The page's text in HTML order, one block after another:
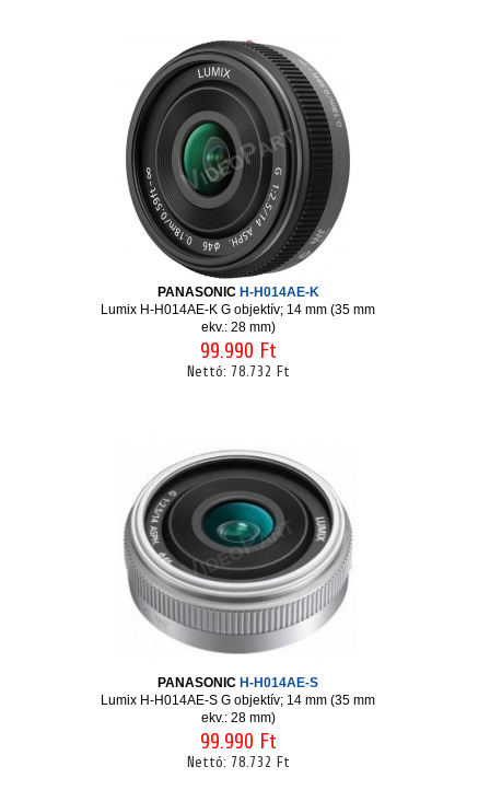
PANASONIC H-H014AE-K
Lumix H-H014AE-K G objektív; 14 mm (35 mm
ekv.: 28 mm)
99.990 Ft
Nettó: 78.732 Ft
PANASONIC H-H014AE-S
Lumix H-H014AE-S G objektív; 14 mm (35 mm
ekv.: 28 mm)
99.990 Ft
Nettó: 78.732 Ft